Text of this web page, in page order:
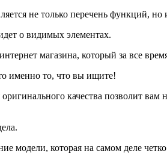
не только перечень функций,
о видимых элементах.
магазина, который за все
именно то, что вы ищите!
качества позволит
модели, которая на самом деле